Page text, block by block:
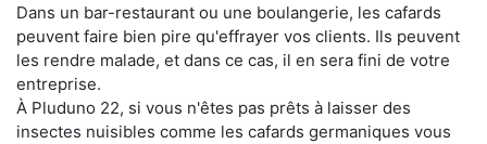
Dans un bar-restaurant ou une boulangerie, les cafards
peuvent faire bien pire qu'effrayer vos clients. Ils peuvent
les rendre malade, et dans ce cas, il en sera fini de votre
entreprise.
À Pluduno 22, si vous n'êtes pas prêts à laisser des
insectes nuisibles comme les cafards germaniques vous